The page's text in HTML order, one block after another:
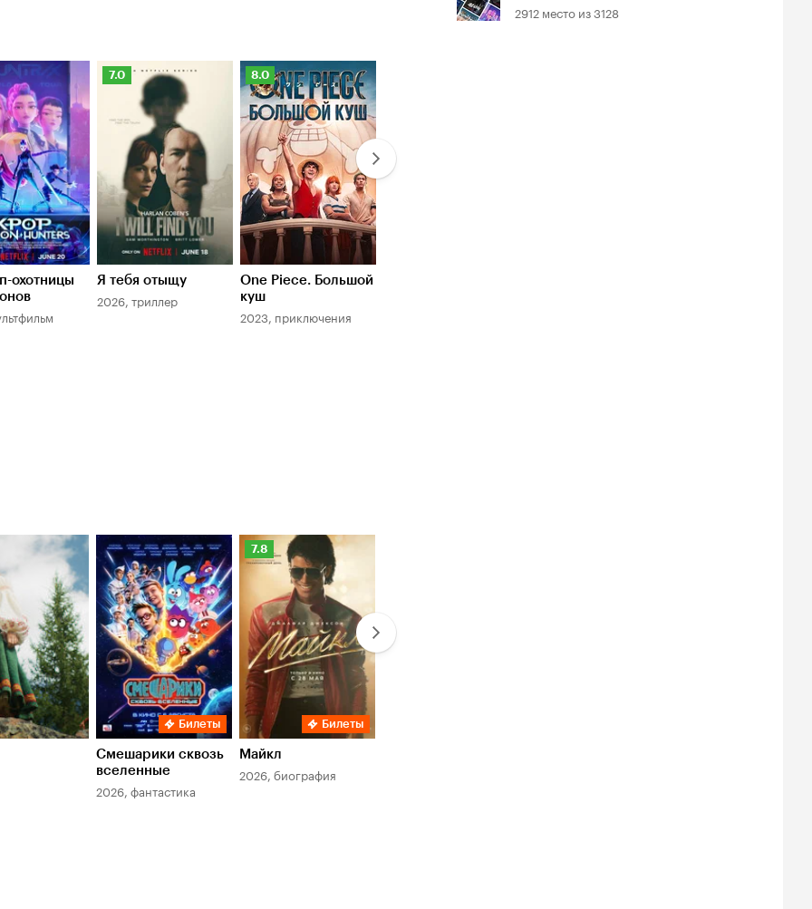
охотницы
Рейтинг
Кинопоиска
7.0
Я тебя отыщу
2026, триллер
Рейтинг
Кинопоиска
8.0
8.0
One Piece. Большой
куш
2023, приключения
Билеты
Смешарики сквозь
вселенные
2026, фантастика
Рейтинг
Кинопоиска
7.8
Билеты
Майкл
2026, биография
2912 место из3128